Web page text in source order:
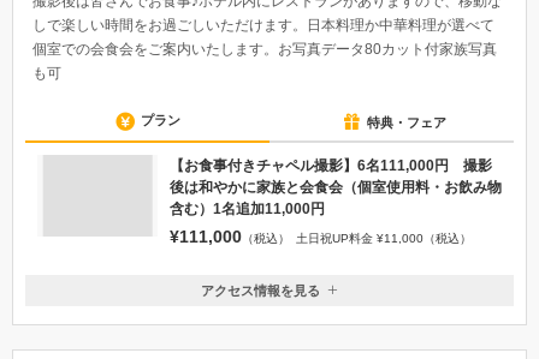
ホテル館内での会食付フォトプラン6名111,00円
しで楽しい時間をお過ごしいただけます。日本料理か中華料理が選べて
個室での会食会をご案内いたします。お写真データ80カット付家族写真
後は和やかに家族と会食会（個室使用料・お飲み物